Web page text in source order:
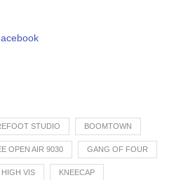
STUDIO BOOMTOWN
OPEN AIR 9030 GANG OF FOUR
HIGH VIS KNEECAP